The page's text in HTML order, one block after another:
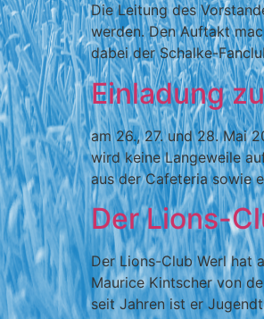
Die Leitung des
werden. Den Auftakt
dabei der Schalke-
Einladung
am 26., 27. und 28. Mai
wird keine Langeweile
aus der Cafeteria sowie
Der Lions-
Der Lions-Club Werl hat
Maurice Kintscher von
seit Jahren ist er